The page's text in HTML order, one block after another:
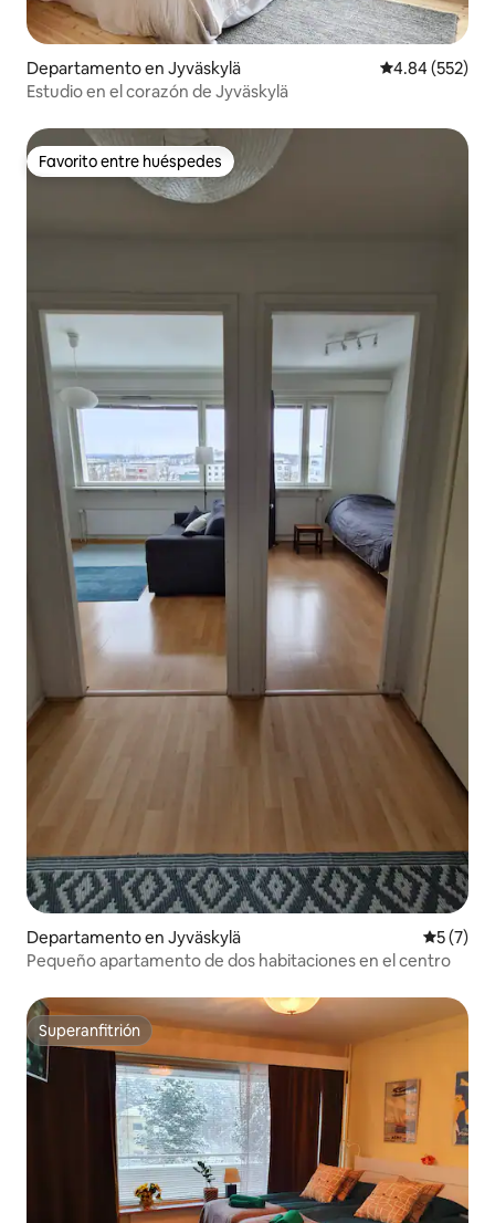
Departamento en Jyväskylä Calificación
4.84 (552)
Estudio en el corazón de Jyväskylä
Favorito entre huéspedes
Favorito entre huéspedes
Departamento en Jyväskylä
5 (7)
Pequeño apartamento de dos habitaciones en el centro
Superanfitrión
Superanfitrión